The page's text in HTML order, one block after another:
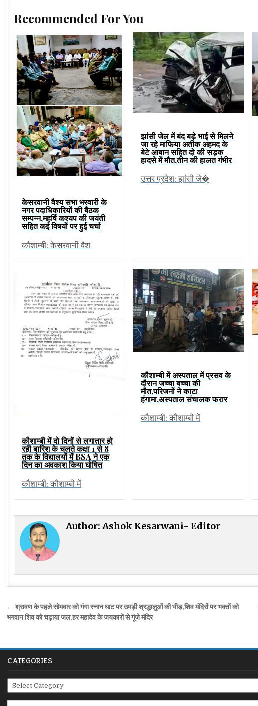
Recommended For You
केसरवानी वैश्य सभा भरवारी के
नगर पदाधिकारियों की बैठक
सम्पन्न,महर्षि कश्यप की जयंती
सहित कई विषयों पर हुई चर्चा
कौशाम्बी: केसरवानी वैश
झांसी जेल में बंद बड़े भाई से मिलने
जा रहे माफिया अतीक अहमद के
बेटे आबान सहित दो की सड़क
हादसे में मौत,तीन की हालत गंभीर
उत्तर प्रदेश: झांसी जे�
कौशाम्बी में दो दिनों से लगातार हो
रही बारिश के चलते कक्षा 1 से 8
तक के विद्यालयों में BSA ने एक
दिन का अवकाश किया घोषित
कौशाम्बी: कौशाम्बी में
कौशाम्बी में अस्पताल में प्रसव के
दौरान जच्चा बच्चा की
मौत,परिजनों ने काटा
हंगामा,अस्पताल संचालक फरार
कौशाम्बी: कौशाम्बी में
Author:Ashok Kesarwani- Editor
Post
navigation
← श्रावण के पहले सोमवार को गंगा स्नान घाट पर उमड़ी श्रद्धालुओं की भीड़,शिव मंदिरों पर भक्तों को
भगवान शिव को चढ़ाया जल,हर महादेव के जयकारों से गूंजे मंदिर
CATEGORIES
Categories